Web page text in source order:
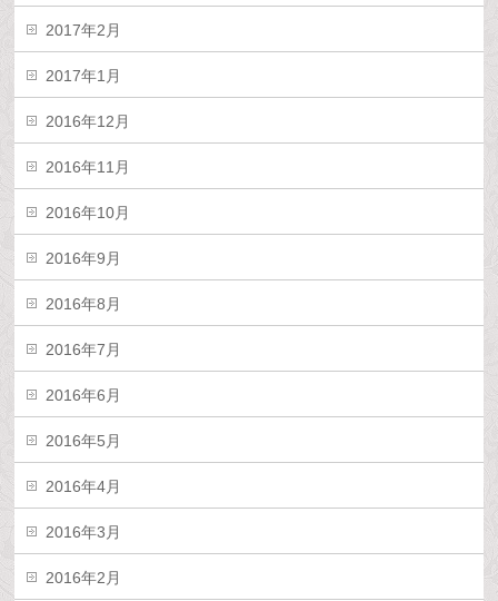
2017年2月
2017年1月
2016年12月
2016年11月
2016年10月
2016年9月
2016年8月
2016年7月
2016年6月
2016年5月
2016年4月
2016年3月
2016年2月